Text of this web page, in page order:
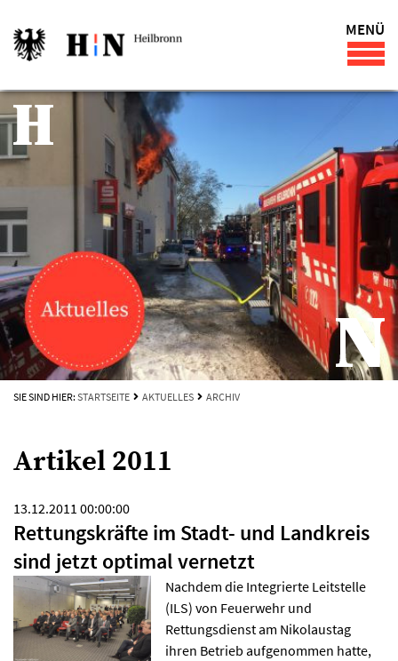
MENÜ
SIE SIND HIER: STARTSEITE AKTUELLES ARCHIV
Artikel 2011
13.12.2011 00:00:00
Rettungskräfte im Stadt- und Landkreis
sind jetzt optimal vernetzt
Nachdem die Integrierte Leitstelle
(ILS) von Feuerwehr und
Rettungsdienst am Nikolaustag
ihren Betrieb aufgenommen hatte,